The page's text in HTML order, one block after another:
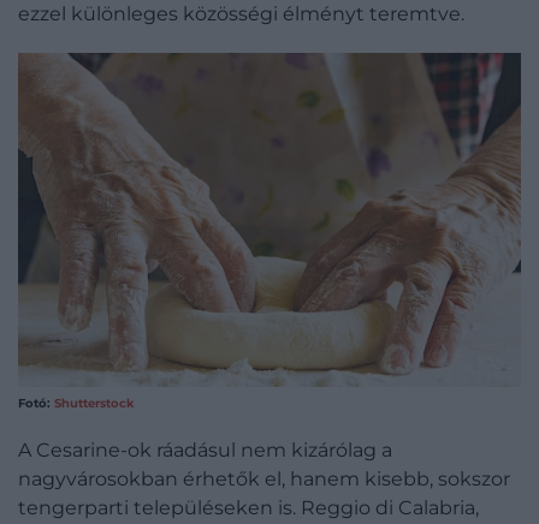
ezzel különleges közösségi élményt teremtve.
Fotó: Shutterstock
A Cesarine-ok ráadásul nem kizárólag a
nagyvárosokban érhetők el, hanem kisebb, sokszor
tengerparti településeken is. Reggio di Calabria,